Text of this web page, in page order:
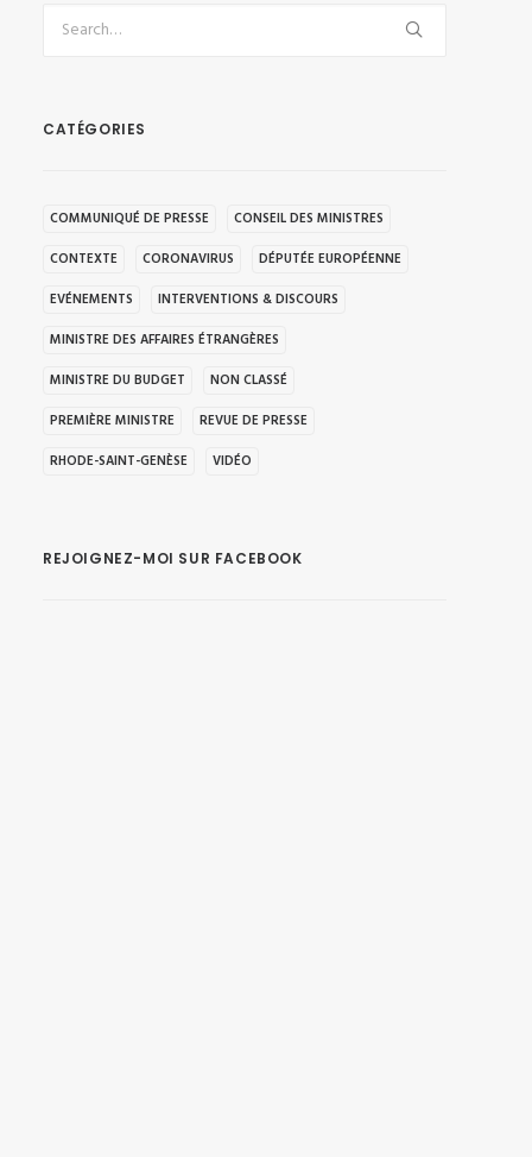
CATÉGORIES
COMMUNIQUÉ DE PRESSE
CONSEIL DES MINISTRES
CONTEXTE
CORONAVIRUS
DÉPUTÉE EUROPÉENNE
EVÉNEMENTS
INTERVENTIONS & DISCOURS
MINISTRE DES AFFAIRES ÉTRANGÈRES
MINISTRE DU BUDGET
NON CLASSÉ
PREMIÈRE MINISTRE
REVUE DE PRESSE
RHODE-SAINT-GENÈSE
VIDÉO
REJOIGNEZ-MOI SUR FACEBOOK